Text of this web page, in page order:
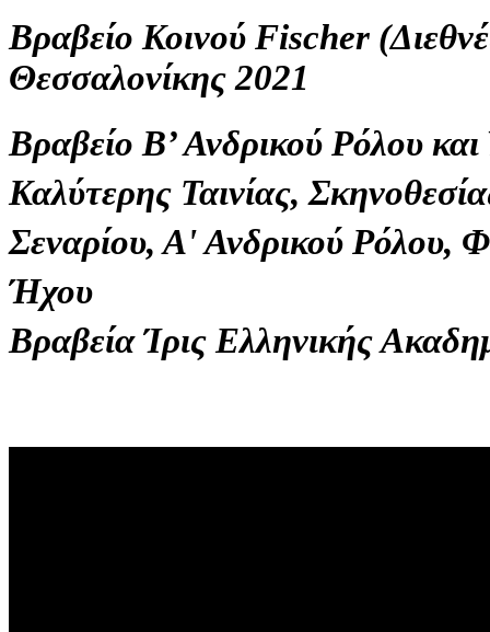
Βραβείο Κοινού Fischer
Θεσσαλονίκης 2021
Βραβείο Β’ Ανδρικού Ρόλου
Καλύτερης Ταινίας,
Σεναρίου, Α' Ανδρικού Ρόλου,
Ήχου
Βραβεία Ίρις Ελληνικής